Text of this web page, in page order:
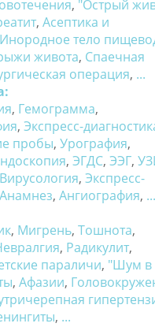
, "Острый
, Асептика и
Инородное тело
живота, Спаечная
операция, ...
, Гемограмма,
, Экспресс-
пробы, Урография,
, ЭГДС, ЭЭГ,
Вирусология, Экспресс-
Анамнез, Ангиография, ...
, Мигрень, Тошнота,
, Радикулит,
параличи, "Шум в
, Афазии,
, ...